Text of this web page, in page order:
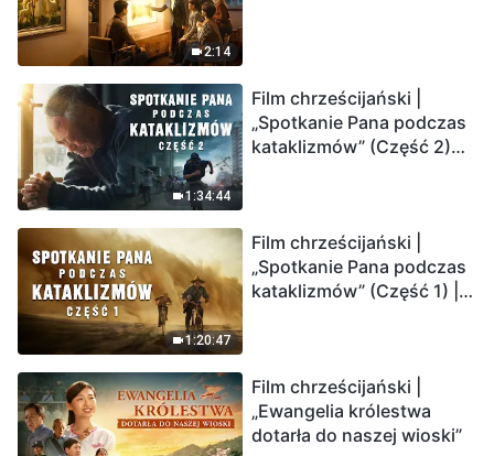
2:14
1:34:44
Film chrześcijański |
„Spotkanie Pana podczas
kataklizmów” (Część 2)
Ludzkość weszła w
odliczanie. Czy znalazłeś
już drogę ocalenia?
1:20:47
Film chrześcijański |
„Spotkanie Pana podczas
kataklizmów” (Część 1) |
Film chrześcijański |
„Ewangelia królestwa
dotarła do naszej wioski”